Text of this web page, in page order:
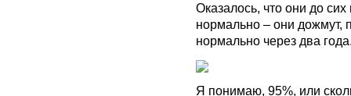
Оказалось, что они до сих
нормально – они дожмут,
нормально через два
Я понимаю, 95%, или